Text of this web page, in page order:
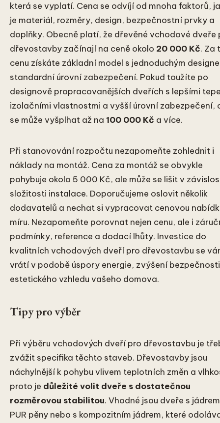
která se vyplatí. Cena se odvíjí od mnoha faktorů,
je materiál, rozměry, design, bezpečnostní prvky a
doplňky. Obecně platí, že dřevěné vchodové dveře
dřevostavby začínají na ceně okolo 20 000 Kč. Za
cenu získáte základní model s jednoduchým
standardní úrovní zabezpečení. Pokud toužíte po
designově propracovanějších dveřích s lepšími
izolačními vlastnostmi a vyšší úrovní zabezpečení,
se může vyšplhat až na 100 000 Kč a více.
Při stanovování rozpočtu nezapomeňte zohlednit i
náklady na montáž. Cena za montáž se obvykle
pohybuje okolo 5 000 Kč, ale může se lišit v
složitosti instalace. Doporučujeme oslovit několik
dodavatelů a nechat si vypracovat cenovou
míru. Nezapomeňte porovnat nejen cenu, ale i
podmínky, reference a dodací lhůty. Investice do
kvalitních vchodových dveří pro dřevostavbu se
vrátí v podobě úspory energie, zvýšení
estetického vzhledu vašeho domova.
Tipy pro výběr
Při výběru vchodových dveří pro dřevostavbu je
zvážit specifika těchto staveb. Dřevostavby jsou
náchylnější k pohybu vlivem teplotních změn a
proto je důležité volit dveře s dostatečnou
rozměrovou stabilitou. Vhodné jsou dveře s
PUR pěny nebo s kompozitním jádrem, které